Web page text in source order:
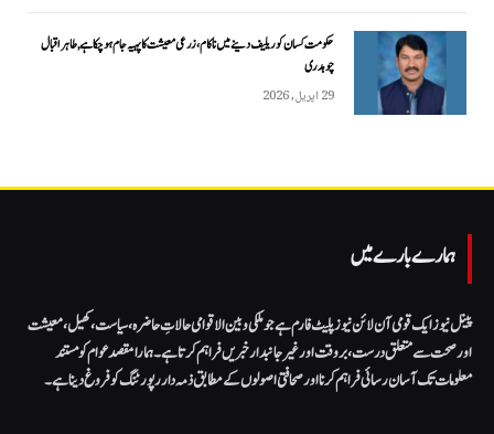
حکومت کسان کو ریلیف دینے میں ناکام، زرعی معیشت کا پہیہ جام ہو چکا ہے, طاہر اقبال
چوہدری
29 اپریل, 2026
ہمارے بارے میں
پینل نیوز ایک قومی آن لائن نیوز پلیٹ فارم ہے جو ملکی و بین الاقوامی حالاتِ حاضرہ، سیاست، کھیل، معیشت
اور صحت سے متعلق درست، بروقت اور غیر جانبدار خبریں فراہم کرتا ہے۔ ہمارا مقصد عوام کو مستند
معلومات تک آسان رسائی فراہم کرنا اور صحافتی اصولوں کے مطابق ذمہ دار رپورٹنگ کو فروغ دینا ہے۔